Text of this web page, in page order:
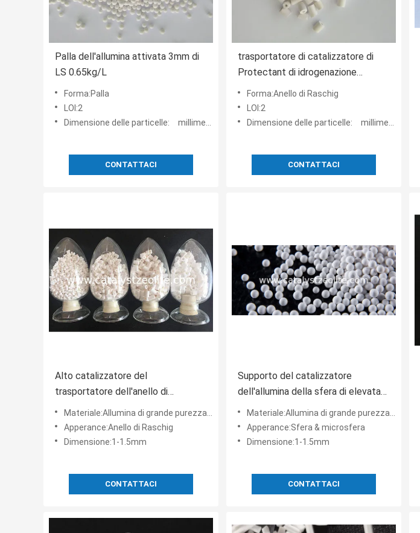
Palla dell'allumina attivata 3mm di
LS 0.65kg/L
Forma:Palla
LOI:2
Dimensione delle particelle: millimetro:3-5MM
CONTATTACI
trasportatore di catalizzatore di
Protectant di idrogenazione
dell'anello di 12mm Raschig
Forma:Anello di Raschig
LOI:2
Dimensione delle particelle: millimetro:3-12mm
CONTATTACI
Alto catalizzatore del
trasportatore dell'anello di
resistenza a compressione 1.5mm
Raschig
Materiale:Allumina di grande purezza di gamma e dell'alfa
Apperance:Anello di Raschig
Dimensione:1-1.5mm
CONTATTACI
Supporto del catalizzatore
dell'allumina della sfera di elevata
purezza 200m2/G
Materiale:Allumina di grande purezza di gamma e dell'alfa
Apperance:Sfera & microsfera
Dimensione:1-1.5mm
CONTATTACI